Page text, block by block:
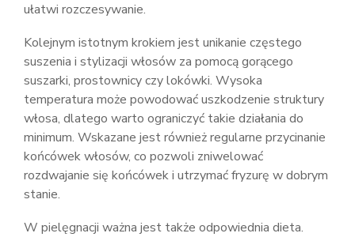
ułatwi rozczesywanie.
Kolejnym istotnym krokiem jest unikanie częstego
suszenia i stylizacji włosów za pomocą gorącego
suszarki, prostownicy czy lokówki. Wysoka
temperatura może powodować uszkodzenie struktury
włosa, dlatego warto ograniczyć takie działania do
minimum. Wskazane jest również regularne przycinanie
końcówek włosów, co pozwoli zniwelować
rozdwajanie się końcówek i utrzymać fryzurę w dobrym
stanie.
W pielęgnacji ważna jest także odpowiednia dieta.